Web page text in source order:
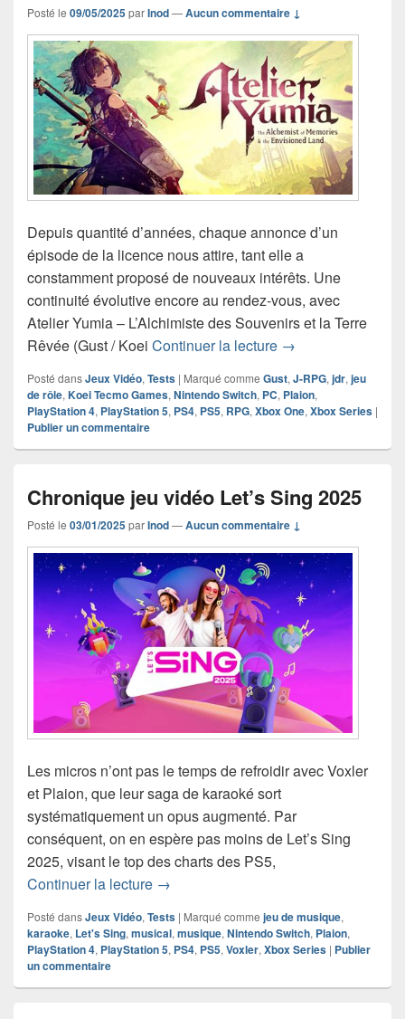
Posté le 09/05/2025parInod—Aucun commentaire ↓
Depuis quantité d’années, chaque annonce d’un
épisode de la licence nous attire, tant elle a
constamment proposé de nouveaux intérêts. Une
continuité évolutive encore au rendez-vous, avec
Atelier Yumia – L’Alchimiste des Souvenirs et la Terre
Rêvée (Gust / Koei Continuer la lecture Chronique jeu
→
Posté dansJeux Vidéo, Tests | Marqué comme Gust, J-RPG, jdr, jeu
de rôle, Koei Tecmo Games, Nintendo Switch, PC, Plaion,
PlayStation 4, PlayStation 5, PS4, PS5, RPG, Xbox One, Xbox Series |
Publier un commentaire
Chronique jeu vidéo Let’s Sing 2025
Posté le 03/01/2025parInod—Aucun commentaire ↓
Les micros n’ont pas le temps de refroidir avec Voxler
et Plaion, que leur saga de karaoké sort
systématiquement un opus augmenté. Par
conséquent, on en espère pas moins de Let’s Sing
2025, visant le top des charts des PS5,
Continuer la lecture Chronique jeu vidéo Let’s Sing 2025
→
Posté dansJeux Vidéo, Tests | Marqué comme jeu de musique,
karaoke, Let's Sing, musical, musique, Nintendo Switch, Plaion,
PlayStation 4, PlayStation 5, PS4, PS5, Voxler, Xbox Series | Publier
un commentaire